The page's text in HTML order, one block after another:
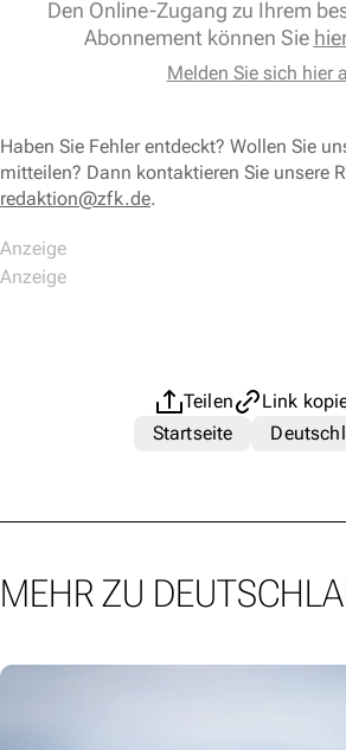
Den Online-Zugang zu Ihrem
Abonnement können Sie
Melden Sie sich hier
Haben Sie Fehler entdeckt? Wollen Sie
mitteilen? Dann kontaktieren Sie unsere
redaktion@zfk.de.
Teilen
Link
Startseite
MEHR ZU